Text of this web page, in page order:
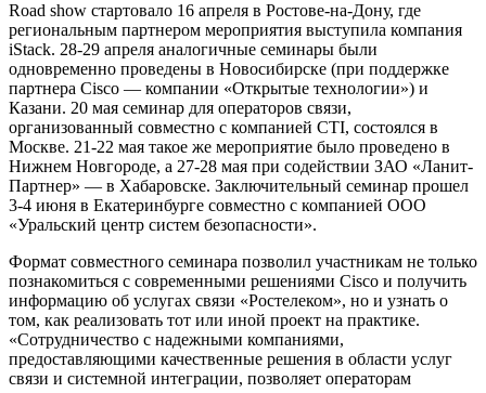
Road show стартовало 16 апреля в Ростове-на-Дону, где
региональным партнером мероприятия выступила компания
iStack. 28-29 апреля аналогичные семинары были
одновременно проведены в Новосибирске (при поддержке
партнера Cisco — компании «Открытые технологии») и
Казани. 20 мая семинар для операторов связи,
организованный совместно с компанией CTI, состоялся в
Москве. 21-22 мая такое же мероприятие было проведено в
Нижнем Новгороде, а 27-28 мая при содействии ЗАО «Ланит-
Партнер» — в Хабаровске. Заключительный семинар прошел
3-4 июня в Екатеринбурге совместно с компанией ООО
«Уральский центр систем безопасности».
Формат совместного семинара позволил участникам не только
познакомиться с современными решениями Cisco и получить
информацию об услугах связи «Ростелеком», но и узнать о
том, как реализовать тот или иной проект на практике.
«Сотрудничество с надежными компаниями,
предоставляющими качественные решения в области услуг
связи и системной интеграции, позволяет операторам